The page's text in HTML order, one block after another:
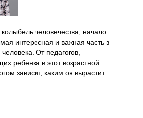
человечества, начало
интересная и важная часть в
От педагогов,
ребенка в этот возрастной
зависит, каким он вырастит